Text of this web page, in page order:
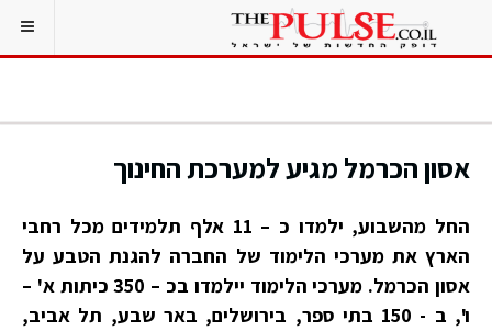
אסון הכרמל מגיע למערכת החינוך
החל מהשבוע, ילמדו כ – 11 אלף תלמידים מכל רחבי
הארץ את מערכי הלימוד של החברה להגנת הטבע על
אסון הכרמל. מערכי הלימוד יילמדו בכ – 350 כיתות א' –
ו', ב - 150 בתי ספר, בירושלים, באר שבע, תל אביב,